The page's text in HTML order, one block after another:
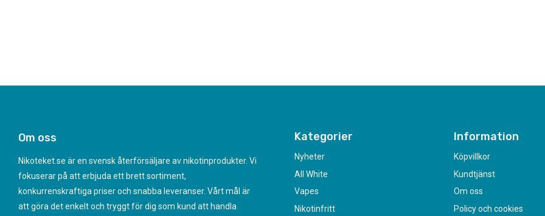
Om oss
Nikoteket.se är en svensk återförsäljare av nikotinprodukter. Vi
fokuserar på att erbjuda ett brett sortiment,
konkurrenskraftiga priser och snabba leveranser. Vårt mål är
att göra det enkelt och tryggt för dig som kund att handla
Kategorier
Nyheter
All White
Vapes
Nikotinfritt
Information
Köpvillkor
Kundtjänst
Om oss
Policy och cookies